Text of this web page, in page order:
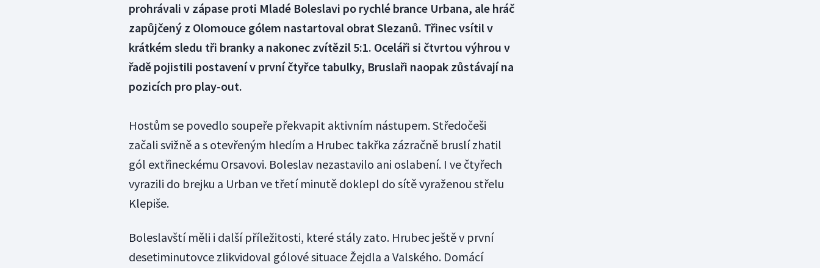
prohrávali v zápase proti Mladé Boleslavi po rychlé brance Urbana, ale hráč
zapůjčený z Olomouce gólem nastartoval obrat Slezanů. Třinec vsítil v
krátkém sledu tři branky a nakonec zvítězil 5:1. Oceláři si čtvrtou výhrou v
řadě pojistili postavení v první čtyřce tabulky, Bruslaři naopak zůstávají na
pozicích pro play-out.
Hostům se povedlo soupeře překvapit aktivním nástupem. Středočeši
začali svižně a s otevřeným hledím a Hrubec takřka zázračně bruslí zhatil
gól extřineckému Orsavovi. Boleslav nezastavilo ani oslabení. I ve čtyřech
vyrazili do brejku a Urban ve třetí minutě doklepl do sítě vyraženou střelu
Klepiše.
Boleslavští měli i další příležitosti, které stály zato. Hrubec ještě v první
desetiminutovce zlikvidoval gólové situace Žejdla a Valského. Domácí